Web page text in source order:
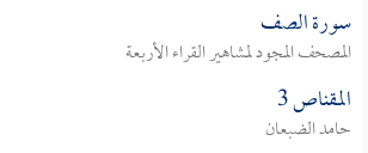
سورة الصف
المصحف المجود لمشاهير القراء الأربعة
المقناص 3
حامد الضبعان